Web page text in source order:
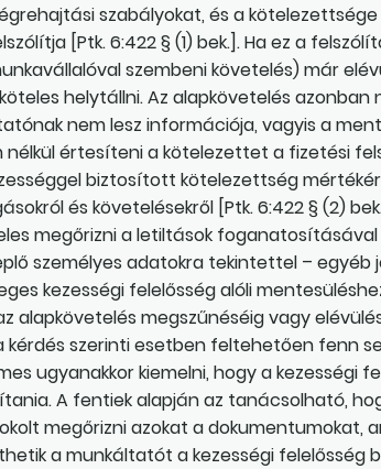
szabályokat, és a kötelezettsége
[Ptk. 6:422 § (1) bek.]. Ha ez a
szembeni követelés) már
helytállni. Az alapkövetelés
nem lesz információja, vagyis a
nélkül értesíteni a kötelezettet a fizetési
biztosított kötelezettség
és követelésekről [Ptk. 6:422 § (2)
megőrizni a letiltások
személyes adatokra tekintettel – egyéb
kezességi felelősség alóli
alapkövetelés megszűnéséig vagy
kérdés szerinti esetben feltehetően fenn
ugyanakkor kiemelni, hogy a kezességi
A fentiek alapján az tanácsolható,
megőrizni azokat a dokumentumokat,
a munkáltatót a kezességi felelősség